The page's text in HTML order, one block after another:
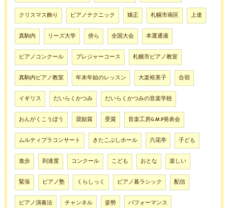
クリスマス飾り ピアノテクニック 矯正 札幌市南区 上達
真駒内 リーズ大学 傍ら 全国大会 本選通過
ピアノコンクール プレジャーコース 札幌市ピアノ教室
真駒内ピアノ教室 年末年始のレッスン 大楽裕美子 合宿
イギリス だいらくかつみ だいらくかつみの音楽学校
おんがくこうぼう 奨励賞 受賞 音楽工房G.M.P発表会
ムルティプラコンサート きたこぶしホール 六花亭 子ども
進歩 到達度 コンクール こども おとな 楽しい
緊張 ピアノ塾 くらしっく ピアノ暮ラシック 配信
ピアノ演奏法 チャンネル 姿勢 パフォーマンス